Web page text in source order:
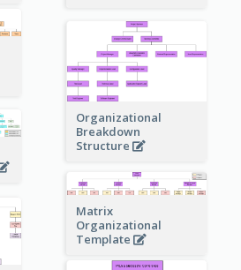
Organizational
Breakdown
Structure
Matrix
Organizational
Template